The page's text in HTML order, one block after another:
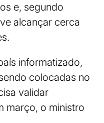
e, segundo
alcançar cerca
informatizado,
colocadas no
validar
março, o ministro